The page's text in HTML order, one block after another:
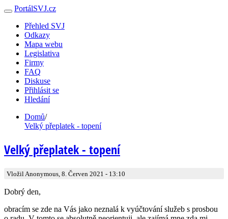
PortálSVJ.cz
Přehled SVJ
Odkazy
Mapa webu
Legislativa
Firmy
FAQ
Diskuse
Přihlásit se
Hledání
Domů/
Velký přeplatek - topení
Velký přeplatek - topení
Vložil Anonymous, 8. Červen 2021 - 13:10
Dobrý den,
obracím se zde na Vás jako neznalá k vyúčtování služeb s prosbou